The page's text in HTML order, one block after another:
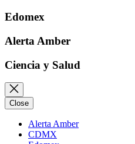
Edomex
Alerta Amber
Ciencia y Salud
Close
Alerta Amber
CDMX